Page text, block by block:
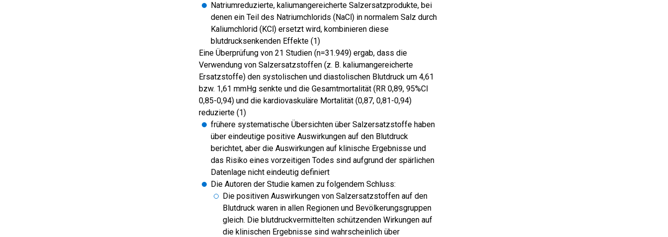
Natriumreduzierte, kaliumangereicherte Salzersatzprodukte, bei
denen ein Teil des Natriumchlorids (NaCl) in normalem Salz durch
Kaliumchlorid (KCl) ersetzt wird, kombinieren diese
blutdrucksenkenden Effekte (1)
Eine Überprüfung von 21 Studien (n=31.949) ergab, dass die
Verwendung von Salzersatzstoffen (z. B. kaliumangereicherte
Ersatzstoffe) den systolischen und diastolischen Blutdruck um 4,61
bzw. 1,61 mmHg senkte und die Gesamtmortalität (RR 0,89, 95%CI
0,85-0,94) und die kardiovaskuläre Mortalität (0,87, 0,81-0,94)
reduzierte (1)
frühere systematische Übersichten über Salzersatzstoffe haben
über eindeutige positive Auswirkungen auf den Blutdruck
berichtet, aber die Auswirkungen auf klinische Ergebnisse und
das Risiko eines vorzeitigen Todes sind aufgrund der spärlichen
Datenlage nicht eindeutig definiert
Die Autoren der Studie kamen zu folgendem Schluss:
Die positiven Auswirkungen von Salzersatzstoffen auf den
Blutdruck waren in allen Regionen und Bevölkerungsgruppen
gleich. Die blutdruckvermittelten schützenden Wirkungen auf
die klinischen Ergebnisse sind wahrscheinlich über